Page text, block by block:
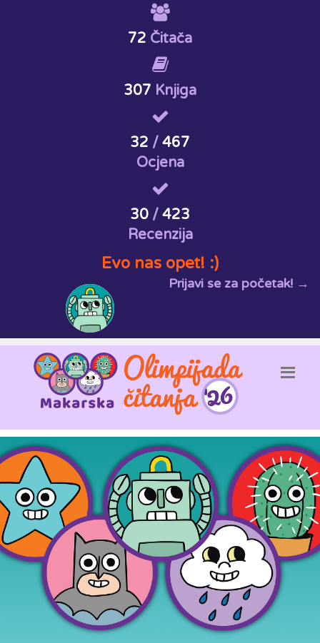
72 Čitača
307 Knjiga
32 / 467
Ocjena
30 / 423
Recenzija
Evo nas opet! :)
Prijavi se za početak! →